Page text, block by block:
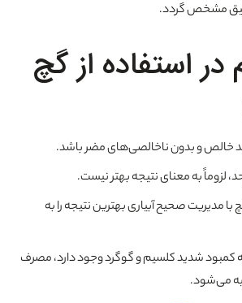
مشخص گردد.
استفاده از گچ
خالص و بدون ناخالصی‌های مضر باشد.
لزوماً به معنای نتیجه بهتر نیست.
مدیریت صحیح آبیاری بهترین نتیجه را به
کمبود شدید کلسیم و گوگرد وجود دارد، مصرف
می‌شود.